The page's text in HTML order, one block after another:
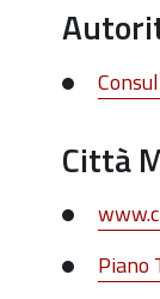
Città
Piano